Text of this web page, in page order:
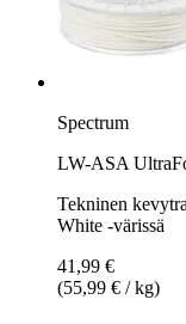
Spectrum
LW-ASA
Tekninen
White -värissä
41,99 €
(55,99 € / kg)